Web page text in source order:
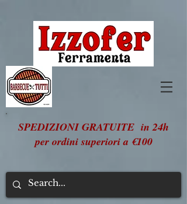
SPEDIZIONI GRATUITE in 24h
per ordini superiori a €100